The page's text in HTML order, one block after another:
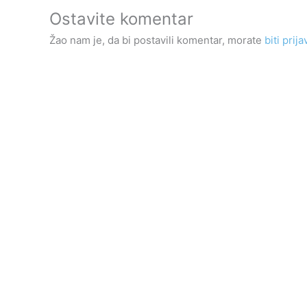
Ostavite komentar
Žao nam je, da bi postavili komentar, morate biti